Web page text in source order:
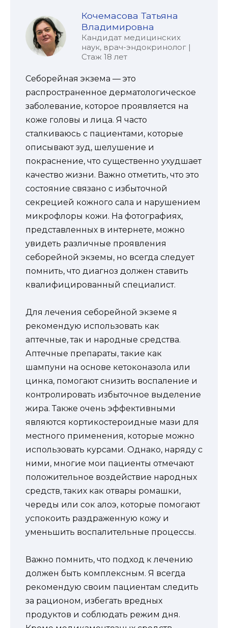
Кочемасова Татьяна
Владимировна
Кандидат медицинских
наук, врач-эндокринолог |
Стаж 18 лет
Себорейная экзема — это
распространенное дерматологическое
заболевание, которое проявляется на
коже головы и лица. Я часто
сталкиваюсь с пациентами, которые
описывают зуд, шелушение и
покраснение, что существенно ухудшает
качество жизни. Важно отметить, что это
состояние связано с избыточной
секрецией кожного сала и нарушением
микрофлоры кожи. На фотографиях,
представленных в интернете, можно
увидеть различные проявления
себорейной экземы, но всегда следует
помнить, что диагноз должен ставить
квалифицированный специалист.
Для лечения себорейной экземе я
рекомендую использовать как
аптечные, так и народные средства.
Аптечные препараты, такие как
шампуни на основе кетоконазола или
цинка, помогают снизить воспаление и
контролировать избыточное выделение
жира. Также очень эффективными
являются кортикостероидные мази для
местного применения, которые можно
использовать курсами. Однако, наряду с
ними, многие мои пациенты отмечают
положительное воздействие народных
средств, таких как отвары ромашки,
череды или сок алоэ, которые помогают
успокоить раздраженную кожу и
уменьшить воспалительные процессы.
Важно помнить, что подход к лечению
должен быть комплексным. Я всегда
рекомендую своим пациентам следить
за рационом, избегать вредных
продуктов и соблюдать режим дня.